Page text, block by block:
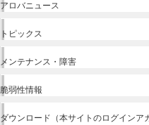
アロバニュース
トピックス
メンテナンス・障害
脆弱性情報
ダウンロード（本サイトのログインア